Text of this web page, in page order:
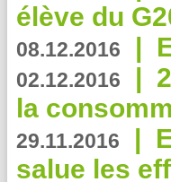
élève du
08.12.2016 |
02.12.2016 |
la
29.11.2016 |
salue les